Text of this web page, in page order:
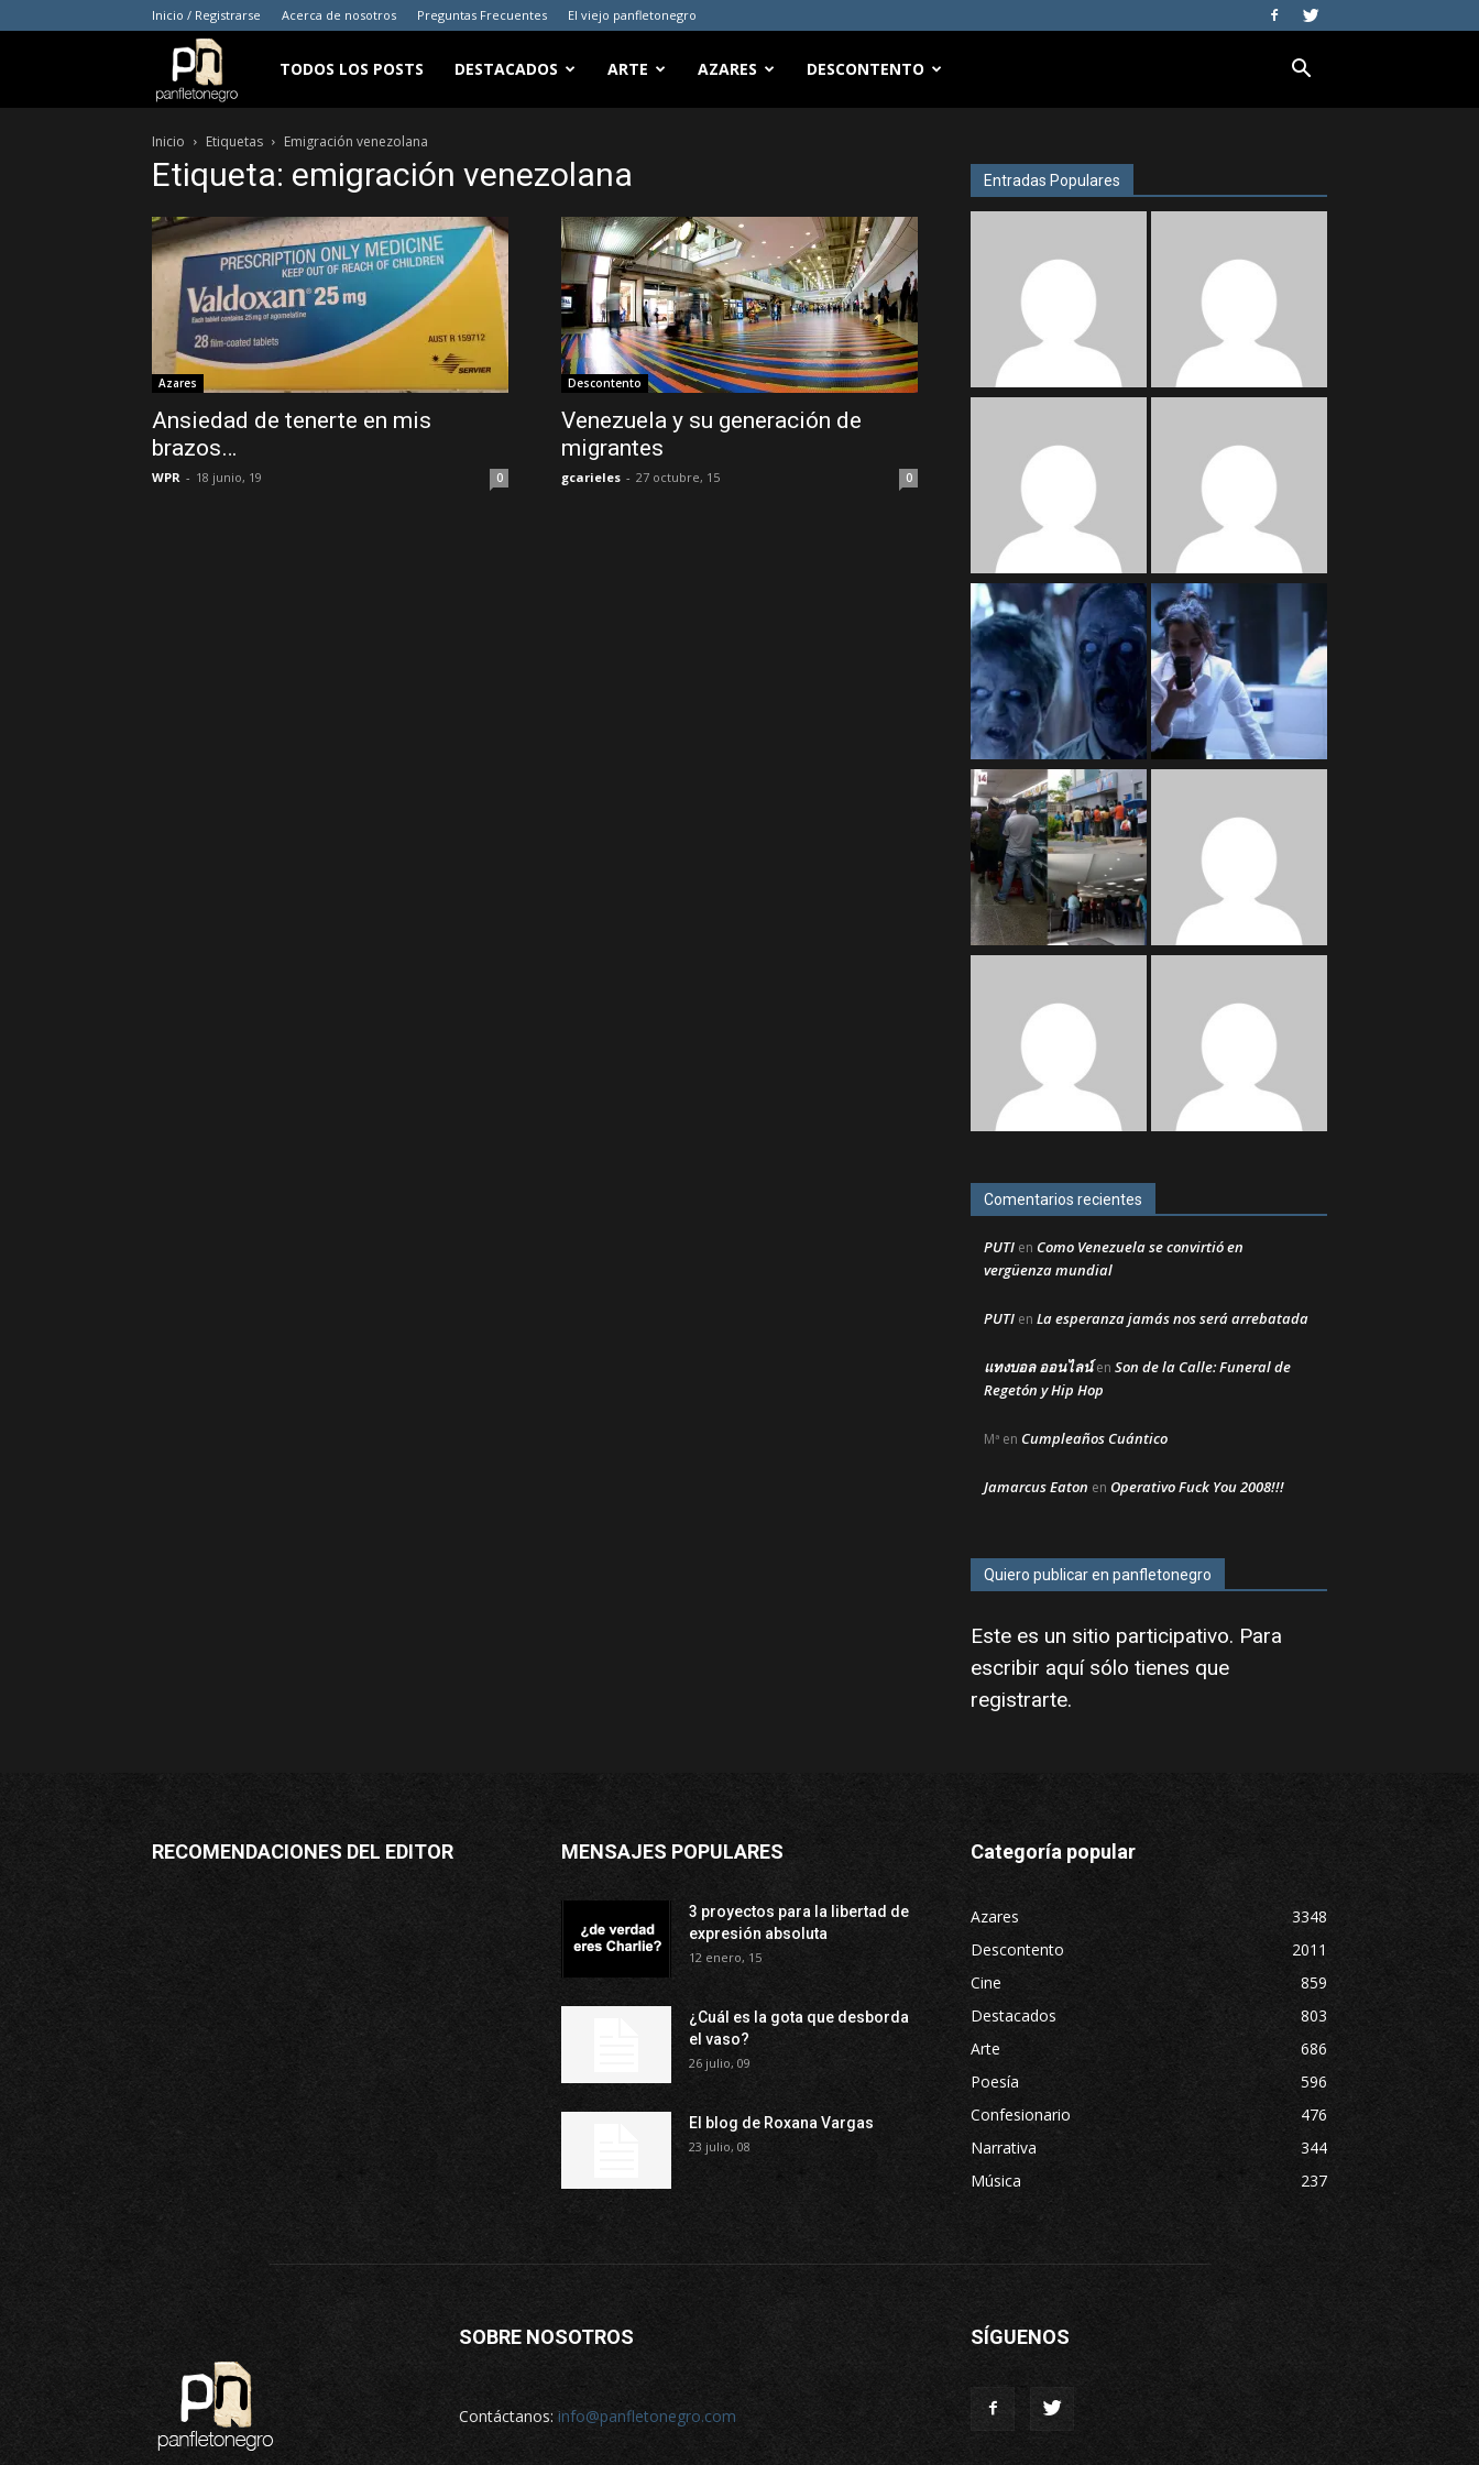
Inicio / Registrarse Acerca de nosotros Preguntas Frecuentes El viejo panfletonegro
panfletonegro
TODOS LOS POSTS DESTACADOS ARTE AZARES DESCONTENTO
Inicio Etiquetas Emigración venezolana
Etiqueta: emigración venezolana
Azares
Ansiedad de tenerte en mis
brazos…
WPR - 18 junio, 19 0
Descontento
Venezuela y su generación de
migrantes
gcarieles - 27 octubre, 15 0
Entradas Populares
Comentarios recientes
PUTI en Como Venezuela se convirtió en
vergüenza mundial
PUTI en La esperanza jamás nos será arrebatada
แทงบอล ออนไลน์en Son de la Calle: Funeral de
Regetón y Hip Hop
Mª en Cumpleaños Cuántico
Jamarcus Eaton en Operativo Fuck You 2008!!!
Quiero publicar en panfletonegro
Este es un sitio participativo. Para
escribir aquí sólo tienes que
registrarte.
RECOMENDACIONES DEL EDITOR MENSAJES POPULARES
3 proyectos para la libertad de
expresión absoluta
12 enero, 15
¿Cuál es la gota que desborda
el vaso?
26 julio, 09
El blog de Roxana Vargas
23 julio, 08
Categoría popular
Azares
3348
Descontento
2011
Cine
859
Destacados
803
Arte
686
Poesía
596
Confesionario
476
Narrativa
344
Música
237
SOBRE NOSOTROS
Contáctanos: info@panfletonegro.com
SÍGUENOS